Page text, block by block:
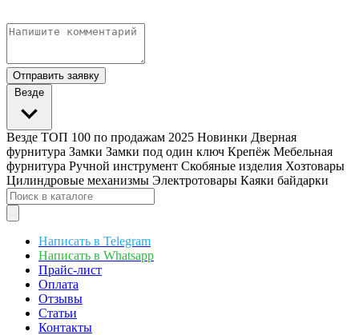
Отправить заявку
Везде
Везде ТОП 100 по продажам 2025 Новинки Дверная
фурнитура Замки Замки под один ключ Крепёж Мебельная
фурнитура Ручной инструмент Скобяные изделия Хозтовары
Цилиндровые механизмы Электротовары Каяки байдарки
Написать в Telegram
Написать в Whatsapp
Прайс-лист
Оплата
Отзывы
Статьи
Контакты